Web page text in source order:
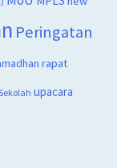
Peringatan
rapat
upacara